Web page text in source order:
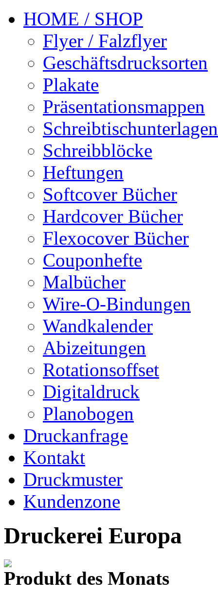
HOME / SHOP
Flyer / Falzflyer
Geschäftsdrucksorten
Plakate
Präsentationsmappen
Schreibtischunterlagen
Schreibblöcke
Heftungen
Softcover Bücher
Hardcover Bücher
Flexocover Bücher
Couponhefte
Malbücher
Wire-O-Bindungen
Wandkalender
Abizeitungen
Rotationsoffset
Digitaldruck
Planobogen
Druckanfrage
Kontakt
Druckmuster
Kundenzone
Druckerei Europa
Produkt des Monats